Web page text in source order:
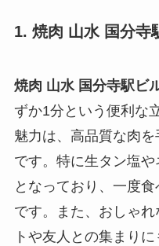
1. 焼肉 山水 国分寺
焼肉 山水 国分寺駅ビ
ずか1分という便利な
魅力は、高品質な肉
です。特に生タン塩
となっており、一度
です。また、おしゃ
トや友人との集まりに